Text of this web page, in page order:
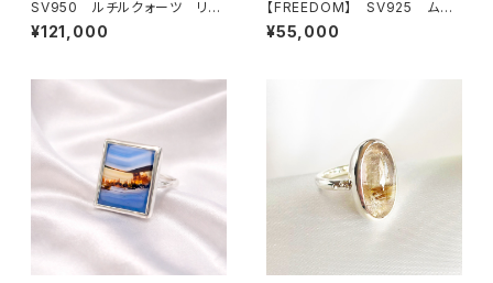
SV950 ルチルクォーツ リン
グ
¥121,000
【FREEDOM】 SV925 ムー
ンストーン リング
¥55,000